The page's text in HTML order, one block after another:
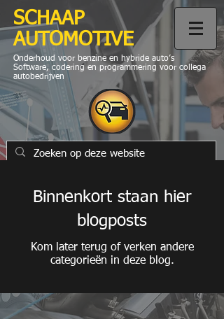
SCHAAP
AUTOMOTIVE
Onderhoud voor benzine en hybride auto’s
Software, codering en programmering voor collega
autobedrijven
Binnenkort staan hier
blogposts
Kom later terug of verken andere
categorieën in deze blog.